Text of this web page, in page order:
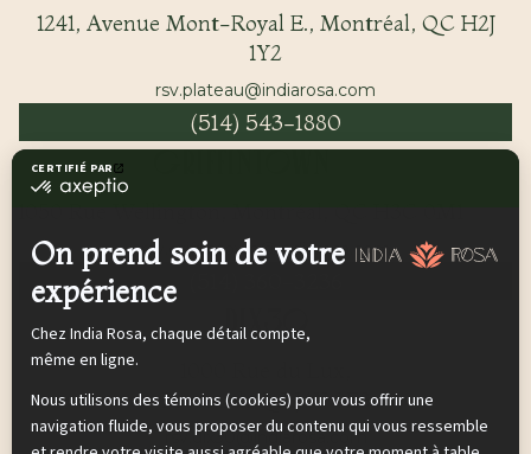
1241, Avenue Mont-Royal E., Montréal, QC H2J
1Y2
rsv.plateau@indiarosa.com
(514) 543-1880
rsv.griffintown@indiarosa.com
Dix30
Brossard, QC J4Y 0E3
rsv.dix30@indiarosa.com